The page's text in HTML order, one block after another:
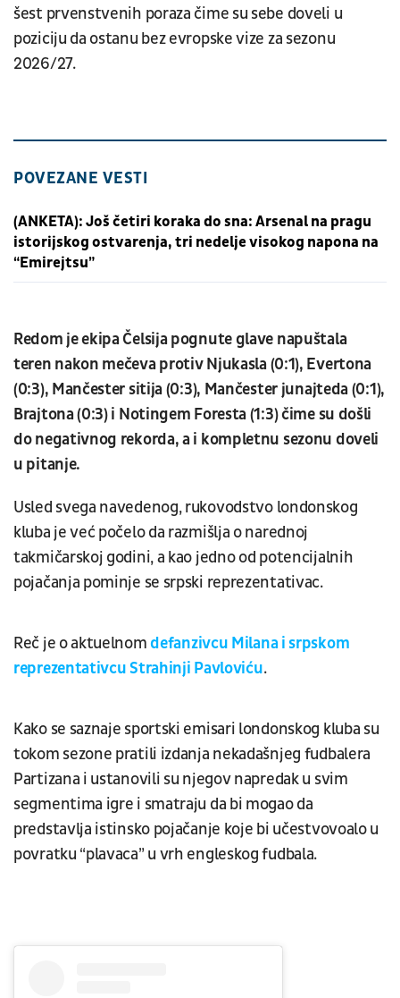
šest prvenstvenih poraza čime su sebe doveli u
poziciju da ostanu bez evropske vize za sezonu
2026/27.
POVEZANE VESTI
(ANKETA): Još četiri koraka do sna: Arsenal na pragu
istorijskog ostvarenja, tri nedelje visokog napona na
“Emirejtsu”
Redom je ekipa Čelsija pognute glave napuštala
teren nakon mečeva protiv Njukasla (0:1), Evertona
(0:3), Mančester sitija (0:3), Mančester junajteda (0:1),
Brajtona (0:3) i Notingem Foresta (1:3) čime su došli
do negativnog rekorda, a i kompletnu sezonu doveli
u pitanje.
Usled svega navedenog, rukovodstvo londonskog
kluba je već počelo da razmišlja o narednoj
takmičarskoj godini, a kao jedno od potencijalnih
pojačanja pominje se srpski reprezentativac.
Reč je o aktuelnomdefanzivcu Milana i srpskom
reprezentativcu Strahinji Pavloviću.
Kako se saznaje sportski emisari londonskog kluba su
tokom sezone pratili izdanja nekadašnjeg fudbalera
Partizana i ustanovili su njegov napredak u svim
segmentima igre i smatraju da bi mogao da
predstavlja istinsko pojačanje koje bi učestvovoalo u
povratku “plavaca” u vrh engleskog fudbala.